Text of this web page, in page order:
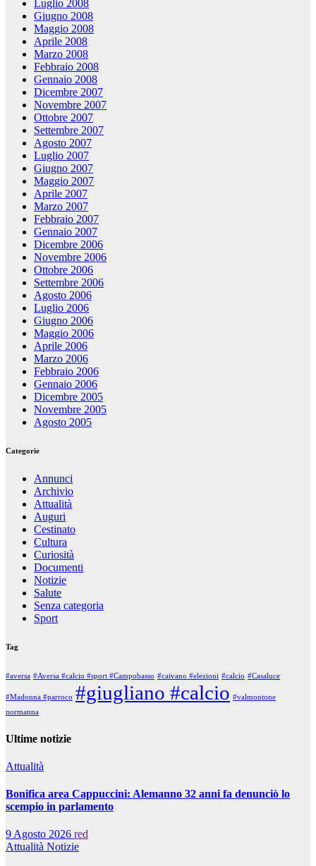
Luglio 2008
Giugno 2008
Maggio 2008
Aprile 2008
Marzo 2008
Febbraio 2008
Gennaio 2008
Dicembre 2007
Novembre 2007
Ottobre 2007
Settembre 2007
Agosto 2007
Luglio 2007
Giugno 2007
Maggio 2007
Aprile 2007
Marzo 2007
Febbraio 2007
Gennaio 2007
Dicembre 2006
Novembre 2006
Ottobre 2006
Settembre 2006
Agosto 2006
Luglio 2006
Giugno 2006
Maggio 2006
Aprile 2006
Marzo 2006
Febbraio 2006
Gennaio 2006
Dicembre 2005
Novembre 2005
Agosto 2005
Categorie
Annunci
Archivio
Attualità
Auguri
Cestinato
Cultura
Curiosità
Documenti
Notizie
Salute
Senza categoria
Sport
Tag
#aversa #Aversa #calcio #sport #Campobasso #caivano #elezioni #calcio #Casaluce
#Madonna #parroco #giugliano #calcio #valmontone
normanna
Ultime notizie
Attualità
Bonifica area Cappuccini: Alemanno 32 anni fa denunciò lo
scempio in parlamento
9 Agosto 2026 red
Attualità Notizie